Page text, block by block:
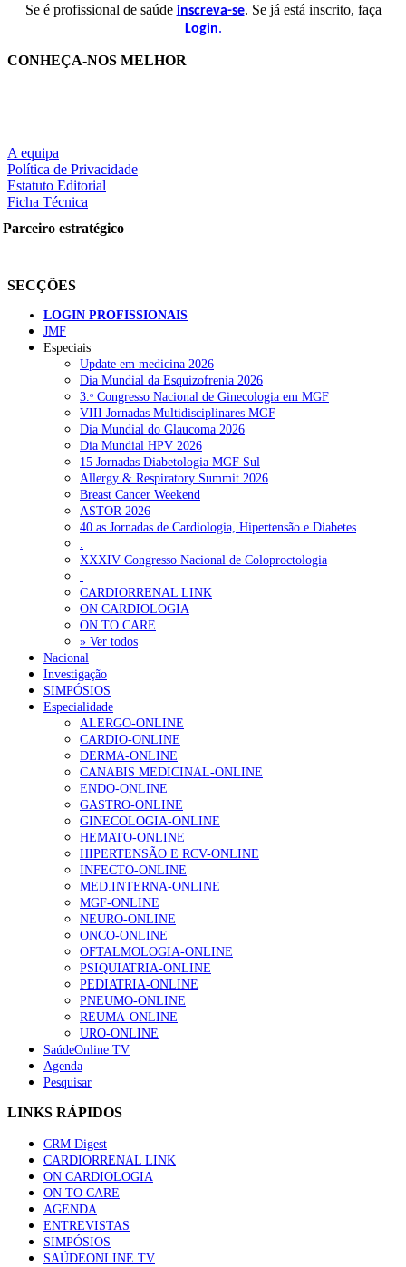
Se é profissional de saúde inscreva-se. Se já está inscrito, faça
Login.
CONHEÇA-NOS MELHOR
A equipa
Política de Privacidade
Estatuto Editorial
Ficha Técnica
Parceiro estratégico
SECÇÕES
LOGIN PROFISSIONAIS
JMF
Especiais
Update em medicina 2026
Dia Mundial da Esquizofrenia 2026
3.ᵒ Congresso Nacional de Ginecologia em MGF
VIII Jornadas Multidisciplinares MGF
Dia Mundial do Glaucoma 2026
Dia Mundial HPV 2026
15 Jornadas Diabetologia MGF Sul
Allergy & Respiratory Summit 2026
Breast Cancer Weekend
ASTOR 2026
40.as Jornadas de Cardiologia, Hipertensão e Diabetes
XXXIV Congresso Nacional de Coloproctologia
CARDIORRENAL LINK
ON CARDIOLOGIA
ON TO CARE
» Ver todos
Nacional
Investigação
SIMPÓSIOS
Especialidade
ALERGO-ONLINE
CARDIO-ONLINE
DERMA-ONLINE
CANABIS MEDICINAL-ONLINE
ENDO-ONLINE
GASTRO-ONLINE
GINECOLOGIA-ONLINE
HEMATO-ONLINE
HIPERTENSÃO E RCV-ONLINE
INFECTO-ONLINE
MED.INTERNA-ONLINE
MGF-ONLINE
NEURO-ONLINE
ONCO-ONLINE
OFTALMOLOGIA-ONLINE
PSIQUIATRIA-ONLINE
PEDIATRIA-ONLINE
PNEUMO-ONLINE
REUMA-ONLINE
URO-ONLINE
SaúdeOnline TV
Agenda
Pesquisar
LINKS RÁPIDOS
CRM Digest
CARDIORRENAL LINK
ON CARDIOLOGIA
ON TO CARE
AGENDA
ENTREVISTAS
SIMPÓSIOS
SAÚDEONLINE.TV